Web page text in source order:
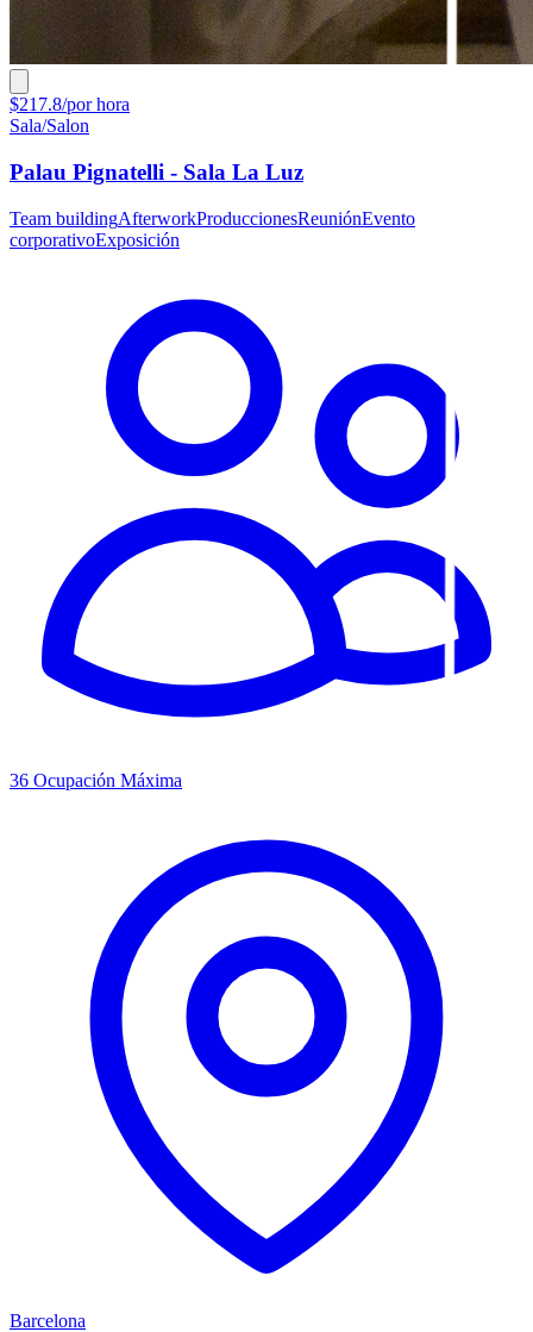
$217.8/por hora
Sala/Salon
Palau Pignatelli - Sala La Luz
Team buildingAfterworkProduccionesReuniónEvento
corporativoExposición
36 Ocupación Máxima
Barcelona